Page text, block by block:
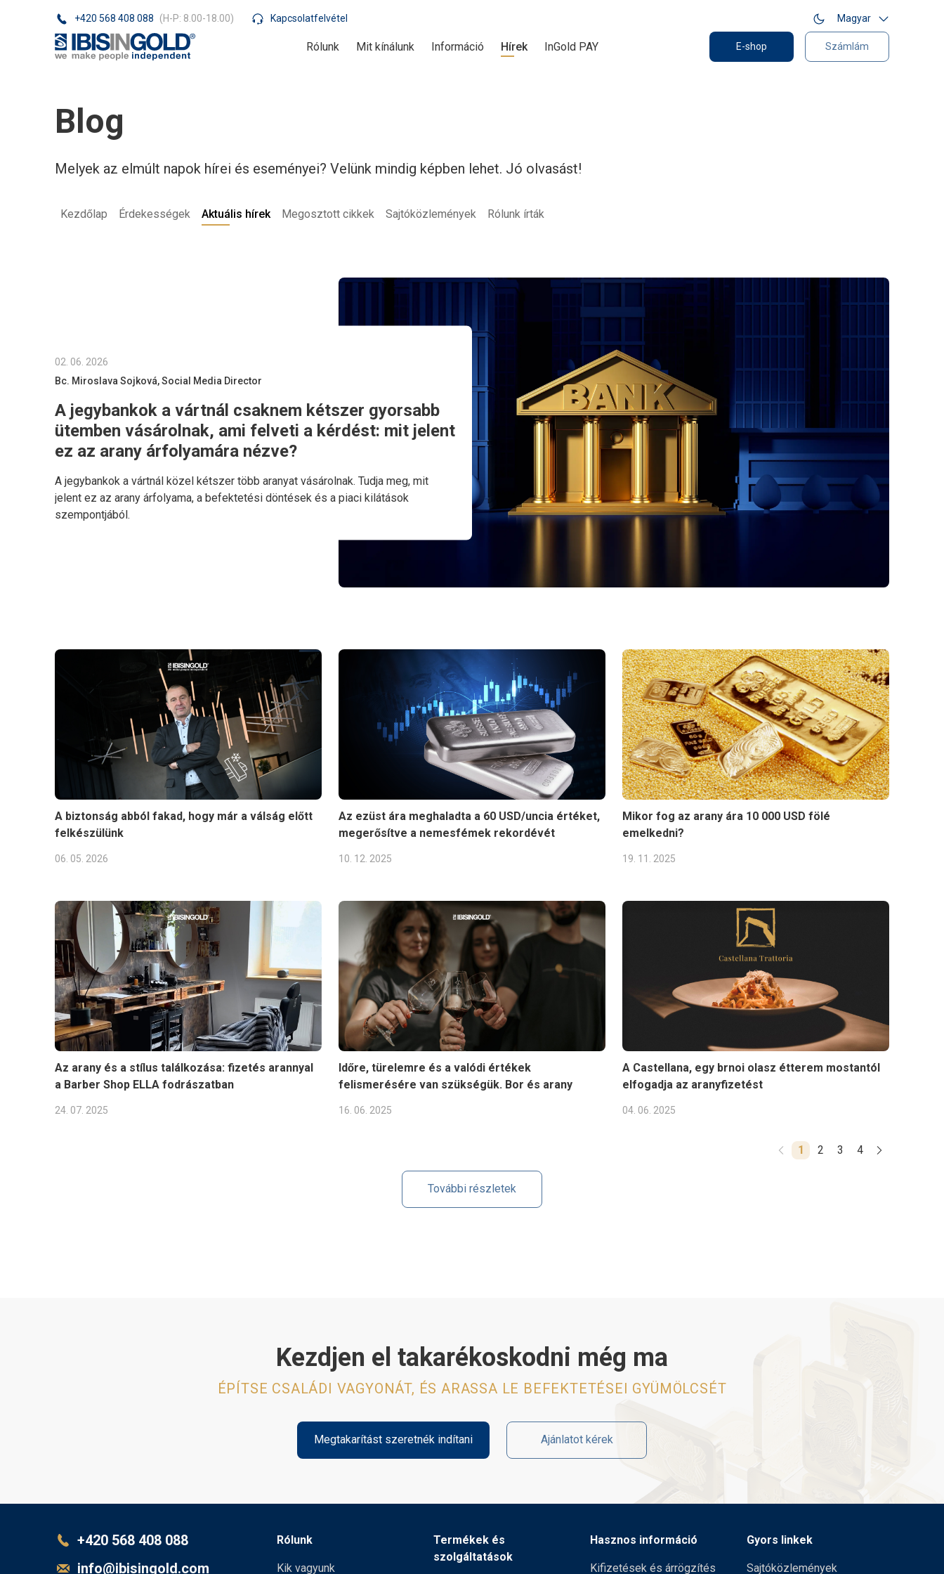
+420 568 408 088 (H-P: 8.00-18.00) Kapcsolatfelvétel Magyar
Rólunk Mit kínálunk Információ Hírek InGold PAY E-shop Számlám
Blog
Melyek az elmúlt napok hírei és eseményei? Velünk mindig képben lehet. Jó olvasást!
Kezdőlap Érdekességek Aktuális hírek Megosztott cikkek Sajtóközlemények Rólunk írták
02. 06. 2026
Bc. Miroslava Sojková, Social Media Director
A jegybankok a vártnál csaknem kétszer gyorsabb
ütemben vásárolnak, ami felveti a kérdést: mit jelent
ez az arany árfolyamára nézve?
A jegybankok a vártnál közel kétszer több aranyat vásárolnak. Tudja meg, mit
jelent ez az arany árfolyama, a befektetési döntések és a piaci kilátások
szempontjából.
A biztonság abból fakad, hogy már a válság előtt
felkészülünk
06. 05. 2026
Az ezüst ára meghaladta a 60 USD/uncia értéket,
megerősítve a nemesfémek rekordévét
10. 12. 2025
Mikor fog az arany ára 10 000 USD fölé
emelkedni?
19. 11. 2025
Az arany és a stílus találkozása: fizetés arannyal
a Barber Shop ELLA fodrászatban
24. 07. 2025
Időre, türelemre és a valódi értékek
felismerésére van szükségük. Bor és arany
16. 06. 2025
A Castellana, egy brnoi olasz étterem mostantól
elfogadja az aranyfizetést
04. 06. 2025
1 2 3 4
További részletek
Kezdjen el takarékoskodni még ma
ÉPÍTSE CSALÁDI VAGYONÁT, ÉS ARASSA LE BEFEKTETÉSEI GYÜMÖLCSÉT
Megtakarítást szeretnék indítani Ajánlatot kérek
+420 568 408 088
info@ibisingold.com
Rólunk
Kik vagyunk
Termékek és
szolgáltatások
Hasznos információ
Kifizetések és árrögzítés
Gyors linkek
Sajtóközlemények